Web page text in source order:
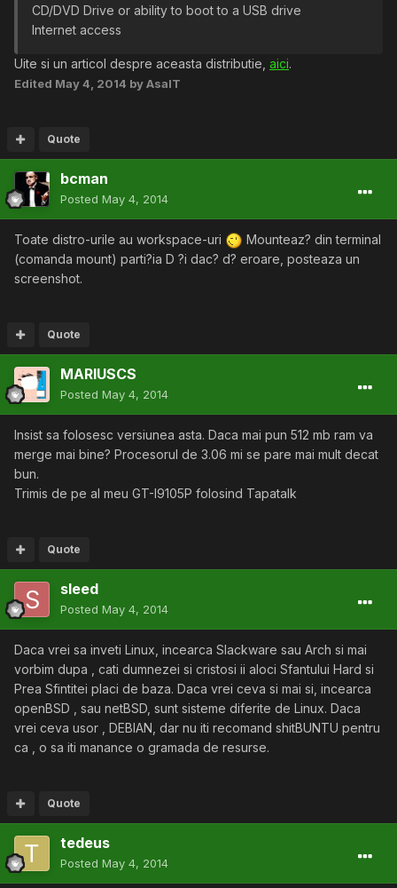
CD/DVD Drive or ability to boot to a USB drive
Internet access
Uite si un articol despre aceasta distributie, aici.
Edited May 4, 2014 by AsalT
Quote
bcman
Posted May 4, 2014
Toate distro-urile au workspace-uri
Mounteaz? din terminal
(comanda mount) parti?ia D ?i dac? d? eroare, posteaza un
screenshot.
Quote
MARIUSCS
Posted May 4, 2014
Insist sa folosesc versiunea asta. Daca mai pun 512 mb ram va
merge mai bine? Procesorul de 3.06 mi se pare mai mult decat
bun.
Trimis de pe al meu GT-I9105P folosind Tapatalk
Quote
sleed
Posted May 4, 2014
Daca vrei sa inveti Linux, incearca Slackware sau Arch si mai
vorbim dupa , cati dumnezei si cristosi ii aloci Sfantului Hard si
Prea Sfintitei placi de baza. Daca vrei ceva si mai si, incearca
openBSD , sau netBSD, sunt sisteme diferite de Linux. Daca
vrei ceva usor , DEBIAN, dar nu iti recomand shitBUNTU pentru
ca , o sa iti manance o gramada de resurse.
Quote
tedeus
Posted May 4, 2014